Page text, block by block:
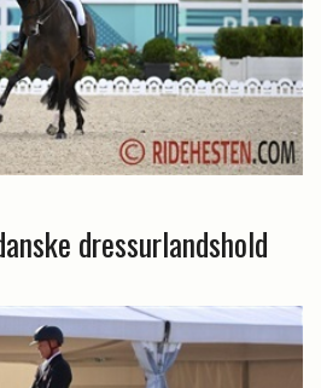
dressurlandshold